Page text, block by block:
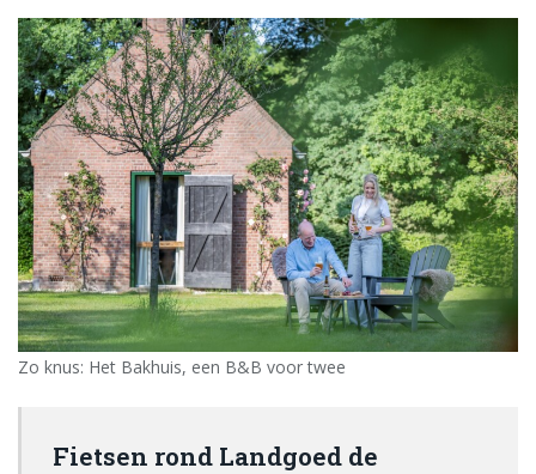
Zo knus: Het Bakhuis, een B&B voor twee
Fietsen rond Landgoed de